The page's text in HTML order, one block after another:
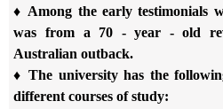
♦ Among the early testimonials
was from a
70 - year - old
Australian outback.
♦ The university has the
different courses of study: